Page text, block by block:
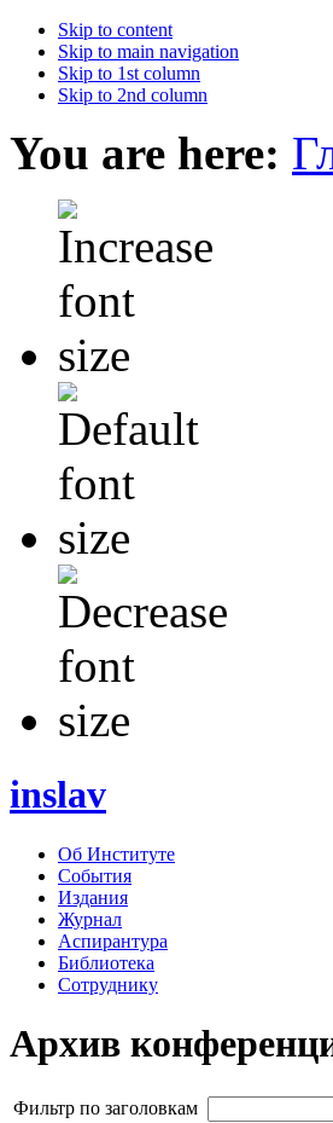
Skip to content
Skip to main navigation
Skip to 1st column
Skip to 2nd column
You are here:
inslav
Об Институте
События
Издания
Журнал
Аспирантура
Библиотека
Сотруднику
Архив
Фильтр по заголовкам